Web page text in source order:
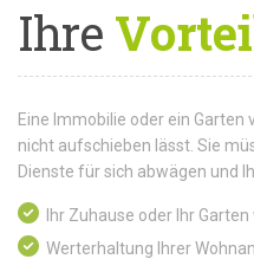
Ihre
Eine Immobilie oder ein
nicht aufschieben lässt. Sie
Dienste für sich abwägen und
Ihr Zuhause oder Ihr
Werterhaltung Ihrer